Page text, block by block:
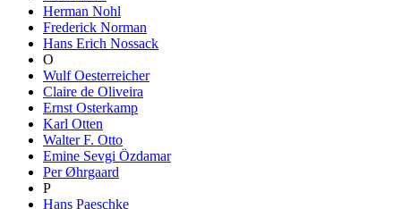
Herman Nohl
Frederick Norman
Hans Erich Nossack
O
Wulf Oesterreicher
Claire de Oliveira
Ernst Osterkamp
Karl Otten
Walter F. Otto
Emine Sevgi Özdamar
Per Øhrgaard
P
Hans Paeschke